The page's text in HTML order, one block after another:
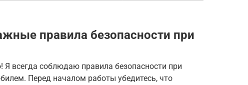
правила безопасности при
Я всегда соблюдаю правила безопасности при
Перед началом работы убедитесь, что